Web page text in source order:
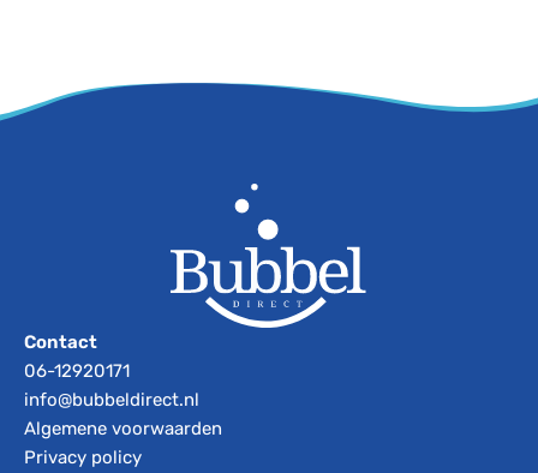
Contact
06-12920171
info@bubbeldirect.nl
Algemene voorwaarden
Privacy policy